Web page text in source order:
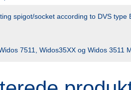
spigot/socket according to DVS type
7511, Widos35XX og Widos 3511